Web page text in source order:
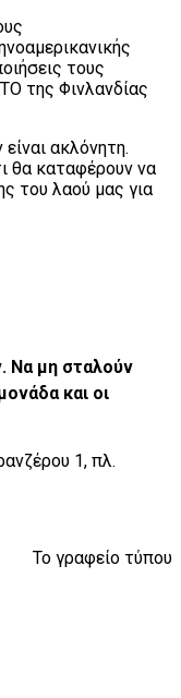
τους
της Φινλανδίας
ακλόνητη.
θα καταφέρουν να
του λαού μας για
Να μη σταλούν
και οι
1, πλ.
Το γραφείο τύπου